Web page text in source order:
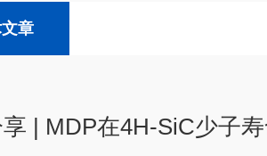
章
| MDP在4H-SiC少子